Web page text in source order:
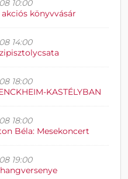
10:00
könyvvásár
14:00
18:00
KASTÉLYBAN
18:00
Béla: Mesekoncert
19:00